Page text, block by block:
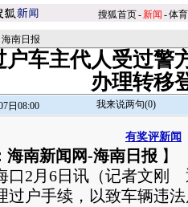
搜狐首页-新闻 -体育
海南日报
户车主代人受过警
办理转移
日08:00 我来说两句(0)
有奖评新闻
海南新闻网-海南日报 】
2月6日讯（记者文刚
过户手续，以致车辆违